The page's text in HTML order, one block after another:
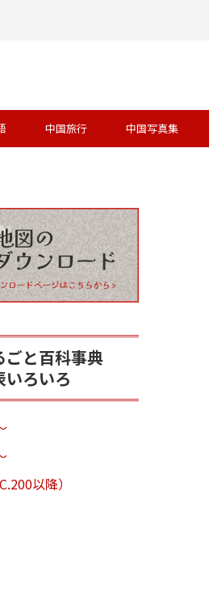
中国旅行 中国写真集
ごと百科事典
いろいろ
以降）